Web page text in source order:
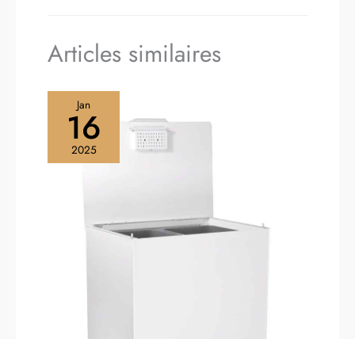
Articles similaires
Jan
16
2025